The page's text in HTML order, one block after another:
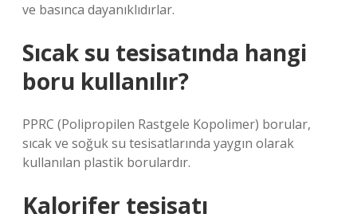
ve basınca dayanıklıdırlar.
Sıcak su tesisatında hangi
boru kullanılır?
PPRC (Polipropilen Rastgele Kopolimer) borular,
sıcak ve soğuk su tesisatlarında yaygın olarak
kullanılan plastik borulardır.
Kalorifer tesisatı